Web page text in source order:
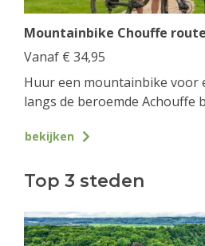
Mountainbike Chouffe
Vanaf € 34,95
Huur een mountainbike voor
langs de beroemde Achouffe
bekijken
Top 3 steden